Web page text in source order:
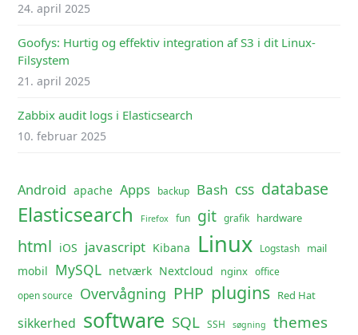
24. april 2025
Goofys: Hurtig og effektiv integration af S3 i dit Linux-
Filsystem
21. april 2025
Zabbix audit logs i Elasticsearch
10. februar 2025
Android apache Apps backup Bash css database
Elasticsearch Firefox fun git grafik hardware
html iOS javascript Kibana Linux Logstash mail
mobil MySQL netværk Nextcloud nginx office
open source Overvågning PHP plugins Red Hat
sikkerhed software SQL SSH søgning themes